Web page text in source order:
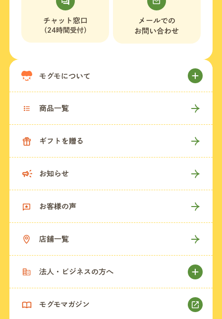
チャット窓口
（24時間受付）
メールでの
お問い合わせ
モグモについて
商品一覧
ギフトを贈る
お知らせ
お客様の声
店舗一覧
法人・ビジネスの方へ
モグモマガジン